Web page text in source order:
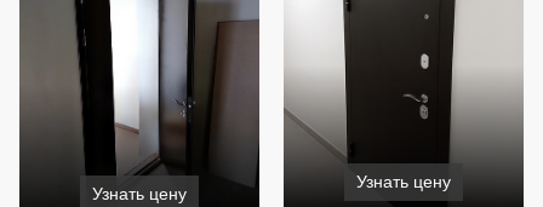
Узнать цену
Узнать цену